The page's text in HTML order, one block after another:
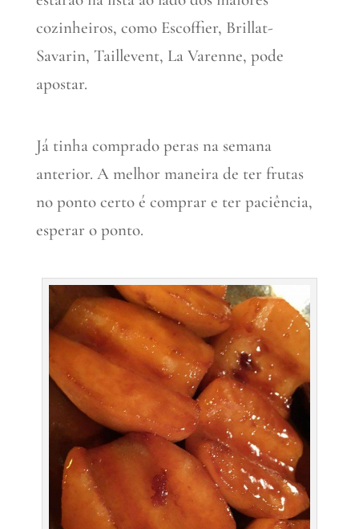
cozinheiros, como Escoffier, Brillat-
Savarin, Taillevent, La Varenne, pode
apostar.
Já tinha comprado peras na semana
anterior. A melhor maneira de ter frutas
no ponto certo é comprar e ter paciência,
esperar o ponto.